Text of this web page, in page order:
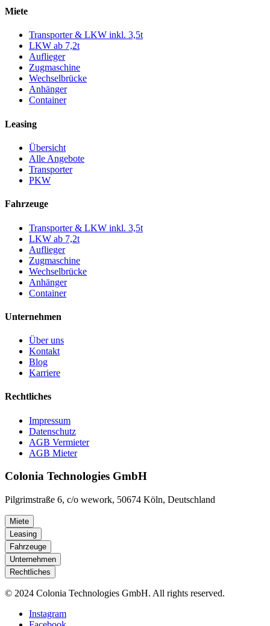
Miete
Transporter & LKW inkl. 3,5t
LKW ab 7,2t
Auflieger
Zugmaschine
Wechselbrücke
Anhänger
Container
Leasing
Übersicht
Alle Angebote
Transporter
PKW
Fahrzeuge
Transporter & LKW inkl. 3,5t
LKW ab 7,2t
Auflieger
Zugmaschine
Wechselbrücke
Anhänger
Container
Unternehmen
Über uns
Kontakt
Blog
Karriere
Rechtliches
Impressum
Datenschutz
AGB Vermieter
AGB Mieter
Colonia Technologies GmbH
Pilgrimstraße 6, c/o wework, 50674 Köln, Deutschland
Miete
Leasing
Fahrzeuge
Unternehmen
Rechtliches
© 2024 Colonia Technologies GmbH. All rights reserved.
Instagram